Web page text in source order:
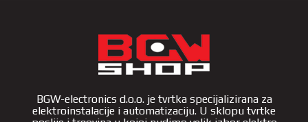
BGW-electronics d.o.o. je tvrtka specijalizirana za
elektroinstalacije i automatizaciju. U sklopu tvrtke